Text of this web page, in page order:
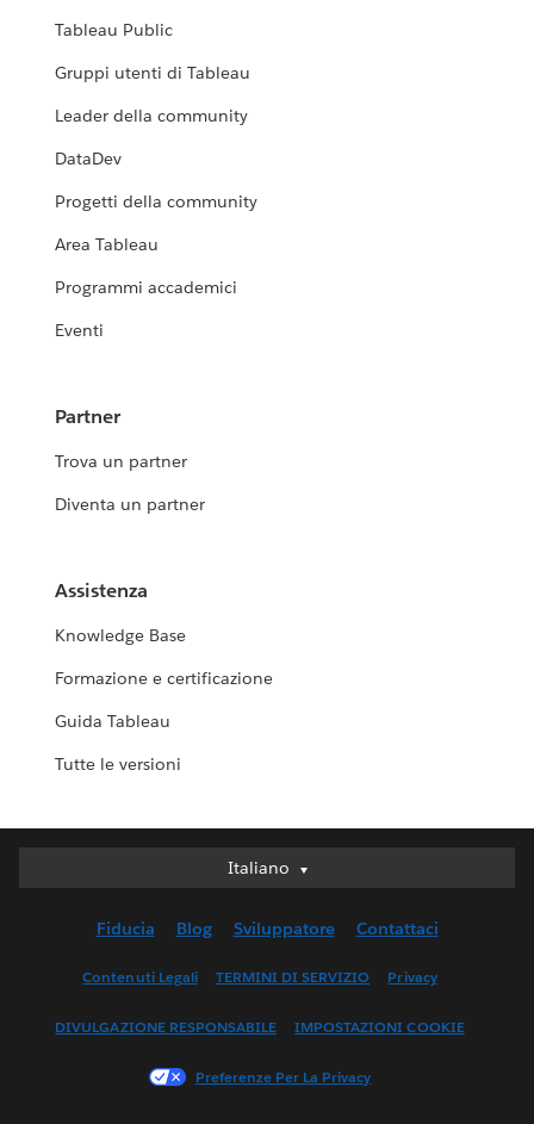
Tableau Public
Gruppi utenti di Tableau
Leader della community
DataDev
Progetti della community
Area Tableau
Programmi accademici
Eventi
Partner
Trova un partner
Diventa un partner
Assistenza
Knowledge Base
Formazione e certificazione
Guida Tableau
Tutte le versioni
Italiano
Italiano
English (UK)
Français (Canada)
Fiducia Blog Sviluppatore Contattaci
Contenuti Legali TERMINI DI SERVIZIO Privacy
DIVULGAZIONE RESPONSABILE IMPOSTAZIONI COOKIE
Preferenze Per La Privacy